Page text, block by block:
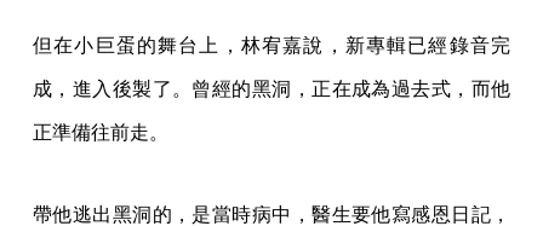
但在小巨蛋的舞台上，林宥嘉說，新專輯已經錄音完
成，進入後製了。曾經的黑洞，正在成為過去式，而他
正準備往前走。
帶他逃出黑洞的，是當時病中，醫生要他寫感恩日記，